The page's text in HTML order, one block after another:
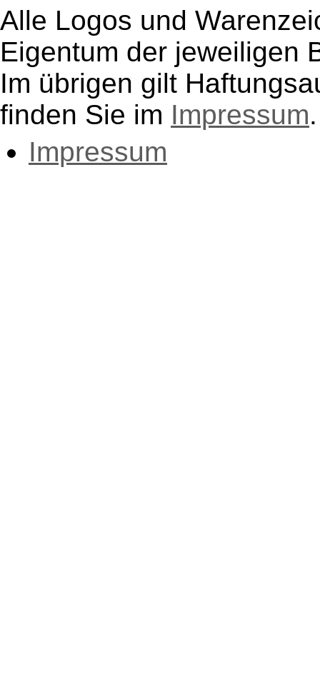
Alle Logos und
Eigentum der jeweiligen
Im übrigen gilt
finden Sie im Impressum.
Impressum